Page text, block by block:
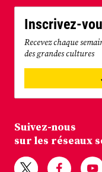
Inscrivez-
Recevez chaque
des grandes cultures
Suivez-nous
sur les réseaux